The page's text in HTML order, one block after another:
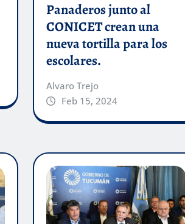
Panaderos junto al
CONICET crean una
nueva tortilla para los
escolares.
Alvaro Trejo
Feb 15, 2024